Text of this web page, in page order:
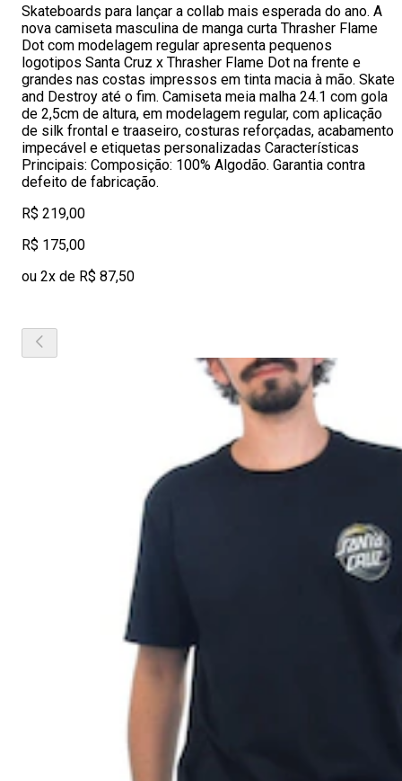
Skateboards para lançar a collab mais esperada do ano. A
nova camiseta masculina de manga curta Thrasher Flame
Dot com modelagem regular apresenta pequenos
logotipos Santa Cruz x Thrasher Flame Dot na frente e
grandes nas costas impressos em tinta macia à mão. Skate
and Destroy até o fim. Camiseta meia malha 24.1 com gola
de 2,5cm de altura, em modelagem regular, com aplicação
de silk frontal e traaseiro, costuras reforçadas, acabamento
impecável e etiquetas personalizadas Características
Principais: Composição: 100% Algodão. Garantia contra
defeito de fabricação.
R$ 219,00
R$ 175,00
ou 2x de R$ 87,50